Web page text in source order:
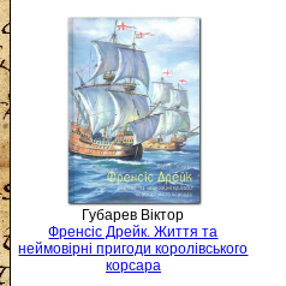
Губарев Віктор
Френсіс Дрейк. Життя та
неймовірні пригоди королівського
корсара